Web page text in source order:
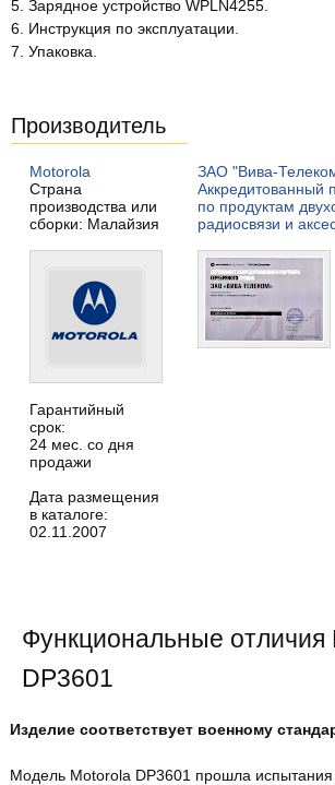
5. Зарядное устройство WPLN4255.
6. Инструкция по эксплуатации.
7. Упаковка.
Производитель
Motorola
Страна
производства или
сборки: Малайзия
Гарантийный
срок:
24 мес. со дня
продажи
Дата размещения
в каталоге:
02.11.2007
ЗАО "Вива-
Аккредитованный
по продуктам
радиосвязи и
Функциональные отличия
DP3601
Изделие соответствует военному
Модель Motorola DP3601 прошла испытания